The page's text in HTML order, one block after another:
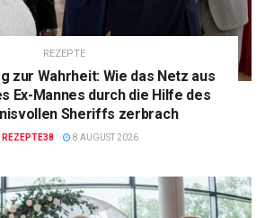
REZEPTE
zur Wahrheit: Wie das Netz aus
Ex-Mannes durch die Hilfe des
Sheriffs zerbrach
REZEPTE38 8 AUGUST 2026